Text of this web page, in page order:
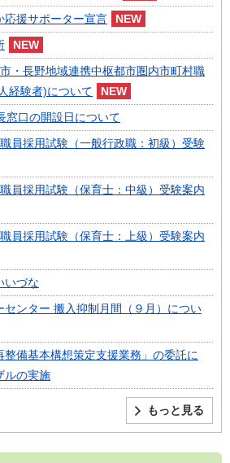
応援サポーター宣言
・長野地域連携中枢都市圏内市町村職
経験者)について
口の開設日について
員採用試験（一般行政職：初級）受験
員採用試験（保育士：中級）受験案内
員採用試験（保育士：上級）受験案内
いづな
センター 搬入抑制月間（９月）につい
整備基本構想策定支援業務」の委託に
ルの実施
もっと見る